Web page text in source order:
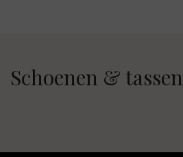
Schoenen & tassen